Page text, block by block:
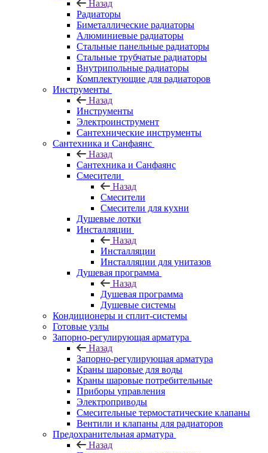
Назад
Радиаторы
Биметаллические радиаторы
Алюминиевые радиаторы
Стальные панельные радиаторы
Стальные трубчатые радиаторы
Внутрипольные радиаторы
Комплектующие для радиаторов
Инструменты
Назад
Инструменты
Электроинструмент
Сантехнические инструменты
Сантехника и Санфаянс
Назад
Сантехника и Санфаянс
Смесители
Назад
Смесители
Смесители для кухни
Душевые лотки
Инсталляции
Назад
Инсталляции
Инсталляции для унитазов
Душевая программа
Назад
Душевая программа
Душевые системы
Кондиционеры и сплит-системы
Готовые узлы
Запорно-регулирующая арматура
Назад
Запорно-регулирующая арматура
Краны шаровые для воды
Краны шаровые потребительные
Приборы управления
Электроприводы
Смесительные термостатические клапаны
Вентили и клапаны для радиаторов
Предохранительная арматура
Назад